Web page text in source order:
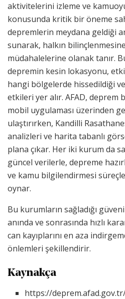
aktivitelerini izleme ve
konusunda kritik bir öneme
depremlerin meydana geldiği
sunarak, halkın
müdahalelerine olanak tanır.
depremin kesin lokasyonu,
hangi bölgelerde hissedildiği ve
etkileri yer alır. AFAD, deprem
mobil uygulaması üzerinden
ulaştırırken, Kandilli
analizleri ve harita tabanlı
plana çıkar. Her iki kurum da
güncel verilerle, depreme
ve kamu bilgilendirmesi
oynar.
Bu kurumların sağladığı
anında ve sonrasında hızlı
can kayıplarını en aza
önlemleri şekillendirir.
Kaynakça
https://